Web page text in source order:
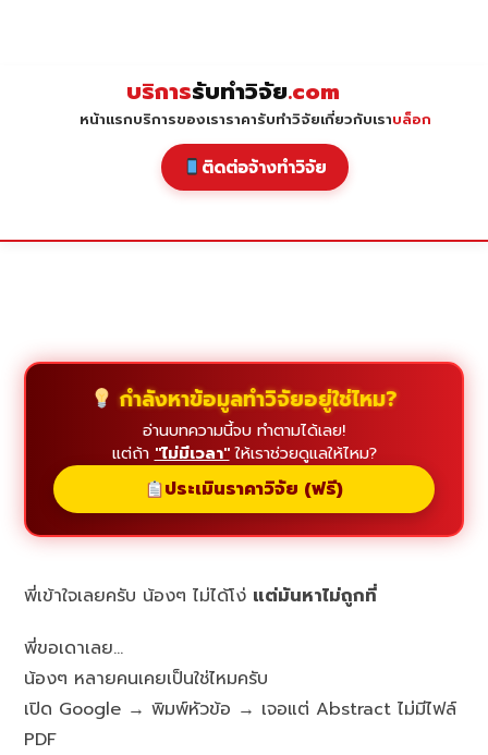
บริการรับทำวิจัย.com
หน้าแรกบริการของเราราคารับทำวิจัยเกี่ยวกับเราบล็อก
ติดต่อจ้างทำวิจัย
กำลังหาข้อมูลทำวิจัยอยู่ใช่ไหม?
อ่านบทความนี้จบ ทำตามได้เลย!
แต่ถ้า "ไม่มีเวลา"ให้เราช่วยดูแลให้ไหม?
ประเมินราคาวิจัย (ฟรี)
พี่เข้าใจเลยครับ น้องๆ ไม่ได้โง่ แต่มันหาไม่ถูกที่
พี่ขอเดาเลย…
น้องๆ หลายคนเคยเป็นใช่ไหมครับ
เปิด Google → พิมพ์หัวข้อ → เจอแต่ Abstract ไม่มีไฟล์
PDF